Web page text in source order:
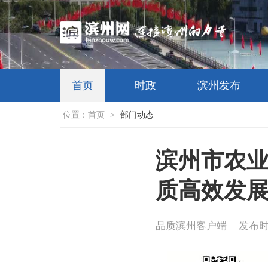
首页 时政 滨州发布
位置： 首页 > 部门动态
滨州市农
质高效发
品质滨州客户端 发布